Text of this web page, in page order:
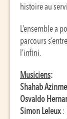
histoire au
L’ensemble a
parcours
l’infini.
Musiciens:
Shahab
Osvaldo
Simon Leleux :